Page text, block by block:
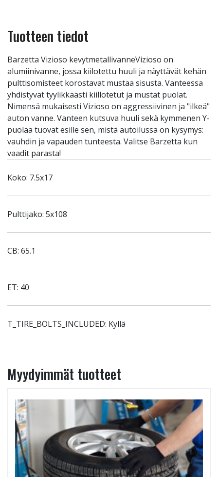
Tuotteen tiedot
Barzetta Vizioso kevytmetallivanneVizioso on
alumiinivanne, jossa kiilotettu huuli ja näyttävät kehän
pulttisomisteet korostavat mustaa sisusta. Vanteessa
yhdistyvät tyylikkäästi kiillotetut ja mustat puolat.
Nimensä mukaisesti Vizioso on aggressiivinen ja "ilkeä"
auton vanne. Vanteen kutsuva huuli sekä kymmenen Y-
puolaa tuovat esille sen, mistä autoilussa on kysymys:
vauhdin ja vapauden tunteesta. Valitse Barzetta kun
vaadit parasta!
Koko: 7.5x17
Pulttijako: 5x108
CB: 65.1
ET: 40
T_TIRE_BOLTS_INCLUDED: Kyllä
Myydyimmät tuotteet